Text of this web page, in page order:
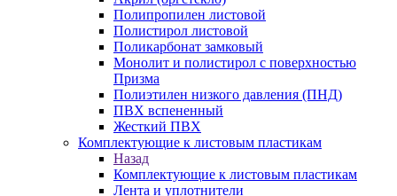
Полипропилен листовой
Полистирол листовой
Поликарбонат замковый
Монолит и полистирол с поверхностью
Призма
Полиэтилен низкого давления (ПНД)
ПВХ вспененный
Жесткий ПВХ
Комплектующие к листовым пластикам
Назад
Комплектующие к листовым пластикам
Лента и уплотнители